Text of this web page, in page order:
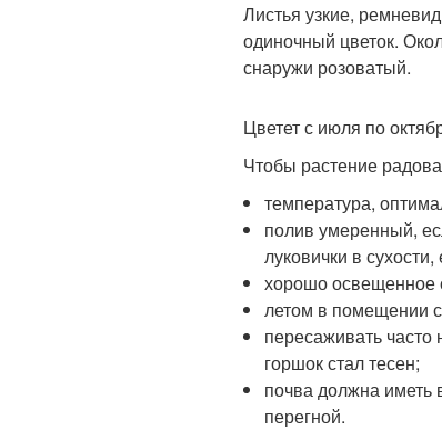
Листья узкие,
одиночный цветок.
снаружи розоватый.
Цветет с июля по
Чтобы растение
температура,
полив умеренный,
луковички в
хорошо освещенное
летом в помещении
пересаживать часто
горшок стал тесен;
почва должна иметь
перегной.